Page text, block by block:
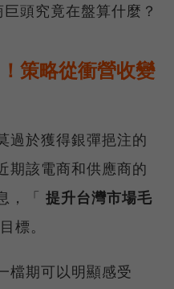
頭究竟在盤算什麼？
策略從衝營收變
過於獲得銀彈挹注的
期該電商和供應商的
，「 提升台灣市場毛
標。
檔期可以明顯感受